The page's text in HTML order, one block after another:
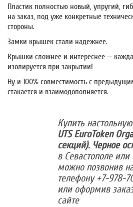
Пластик полностью новый, упругий,
на заказ, под уже конкретные
стороны.
Замки крышек стали надежнее.
Крышки сложнее и интереснее —
изолируется при закрытии!
Ну и 100% совместимость с
стакается и взаимодополняется.
Купить
UTS EuroToken
секций). Черное
в Севастополе
можно позвонив
телефону +7-978-
или оформив
сайте